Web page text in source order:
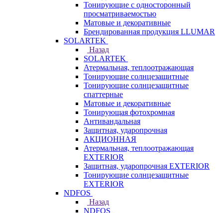
Тонирующие с односторонный
просматриваемостью
Матовые и декоративные
Брендированная продукция LLUMAR
SOLARTEK
Назад
SOLARTEK
Атермальная, теплоотражающая
Тонирующие солнцезащитные
Тонирующие солнцезащитные
спаттерные
Матовые и декоративные
Тонирующая фотохромная
Антивандальная
Защитная, ударопрочная
АКЦИОННАЯ
Атермальная, теплоотражающая
EXTERIOR
Защитная, ударопрочная EXTERIOR
Тонирующие солнцезащитные
EXTERIOR
NDFOS
Назад
NDFOS